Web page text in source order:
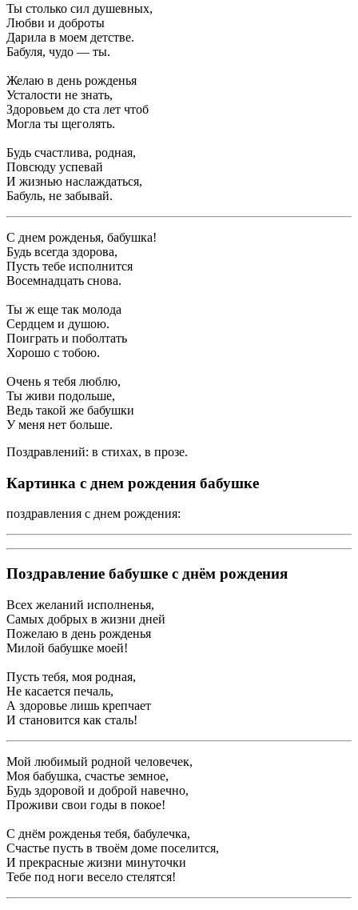
Ты столько сил душевных,
Любви и доброты
Дарила в моем детстве.
Бабуля, чудо — ты.
Желаю в день рожденья
Усталости не знать,
Здоровьем до ста лет чтоб
Могла ты щеголять.
Будь счастлива, родная,
Повсюду успевай
И жизнью наслаждаться,
Бабуль, не забывай.
С днем рожденья, бабушка!
Будь всегда здорова,
Пусть тебе исполнится
Восемнадцать снова.
Ты ж еще так молода
Сердцем и душою.
Поиграть и поболтать
Хорошо с тобою.
Очень я тебя люблю,
Ты живи подольше,
Ведь такой же бабушки
У меня нет больше.
Поздравлений: в стихах, в прозе.
Картинка с днем рождения бабушке
поздравления с днем рождения:
Поздравление бабушке с днём рождения
Всех желаний исполненья,
Самых добрых в жизни дней
Пожелаю в день рожденья
Милой бабушке моей!
Пусть тебя, моя родная,
Не касается печаль,
А здоровье лишь крепчает
И становится как сталь!
Мой любимый родной человечек,
Моя бабушка, счастье земное,
Будь здоровой и доброй навечно,
Проживи свои годы в покое!
С днём рожденья тебя, бабулечка,
Счастье пусть в твоём доме поселится,
И прекрасные жизни минуточки
Тебе под ноги весело стелятся!